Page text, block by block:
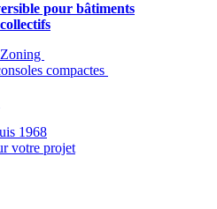
pour bâtiments
compactes
1968
votre projet